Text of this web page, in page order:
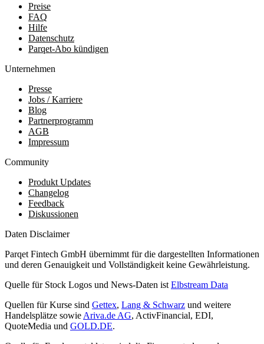
Preise
FAQ
Hilfe
Datenschutz
Parqet-Abo kündigen
Unternehmen
Presse
Jobs / Karriere
Blog
Partnerprogramm
AGB
Impressum
Community
Produkt Updates
Changelog
Feedback
Diskussionen
Daten Disclaimer
Parqet Fintech GmbH übernimmt für die dargestellten Informationen
und deren Genauigkeit und Vollständigkeit keine Gewährleistung.
Quelle für Stock Logos und News-Daten ist Elbstream Data
Quellen für Kurse sind Gettex, Lang & Schwarz und weitere
Handelsplätze sowie Ariva.de AG, ActivFinancial, EDI,
QuoteMedia und GOLD.DE.